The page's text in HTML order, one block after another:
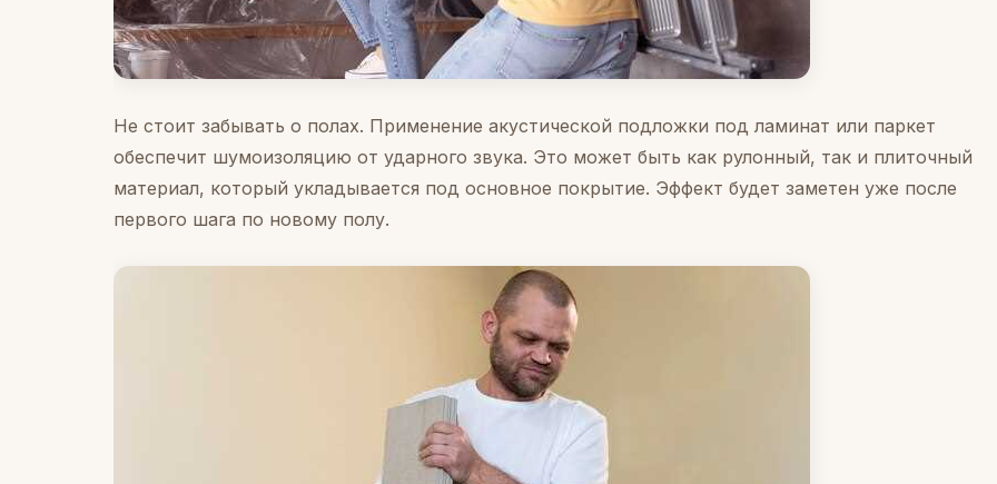
Не стоит забывать о полах. Применение акустической подложки под ламинат или паркет
обеспечит шумоизоляцию от ударного звука. Это может быть как рулонный, так и плиточный
материал, который укладывается под основное покрытие. Эффект будет заметен уже после
первого шага по новому полу.